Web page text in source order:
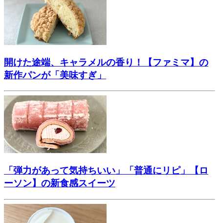
開けた途端、キャラメルの香り！【ファミマ】の
新作パンが「美味すぎ」
「弾力があって気持ちいい」「普通にリピ」【ロ
ーソン】の新食感スイーツ